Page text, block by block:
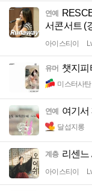
연예
서콘서트 (
아이스티이
유머 챗지피
미스터사탄
연예 여기서
달섭지롱
계층 리센느
아이스티이